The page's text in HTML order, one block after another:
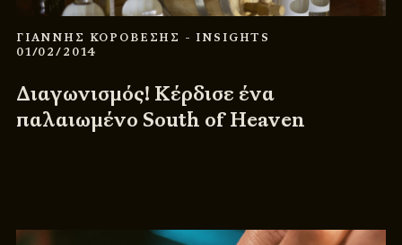
ΓΙΑΝΝΗΣ ΚΟΡΟΒΕΣΗΣ - INSIGHTS
01/02/2014
Διαγωνισμός! Κέρδισε ένα
παλαιωμένο South of Heaven